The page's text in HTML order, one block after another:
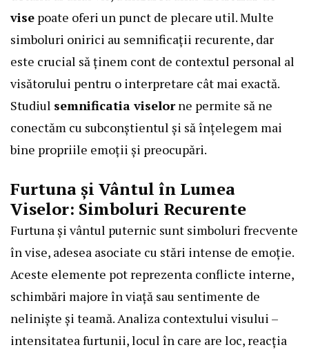
vise poate oferi un punct de plecare util. Multe
simboluri onirici au semnificații recurente, dar
este crucial să ținem cont de contextul personal al
visătorului pentru o interpretare cât mai exactă.
Studiul semnificatia viselorne permite să ne
conectăm cu subconștientul și să înțelegem mai
bine propriile emoții și preocupări.
Furtuna și Vântul în Lumea
Viselor: Simboluri Recurente
Furtuna și vântul puternic sunt simboluri frecvente
în vise, adesea asociate cu stări intense de emoție.
Aceste elemente pot reprezenta conflicte interne,
schimbări majore în viață sau sentimente de
neliniște și teamă. Analiza contextului visului –
intensitatea furtunii, locul în care are loc, reacția